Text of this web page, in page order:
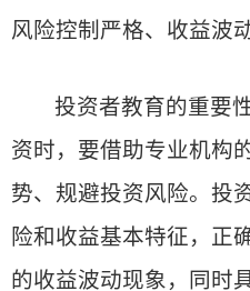
风险控制严格、收益波
投资者教育的重要
资时，要借助专业机构
势、规避投资风险。投
险和收益基本特征，正
的收益波动现象，同时